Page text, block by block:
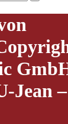
Jean